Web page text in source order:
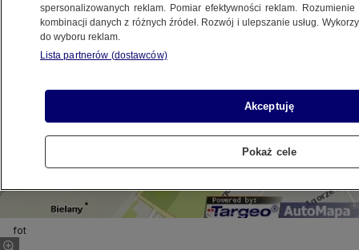
fot
spersonalizowanych reklam. Pomiar efektywności reklam.
kombinacji danych z różnych źródeł. Rozwój i ulepszanie usług.
do wyboru reklam.
Lista partnerów (dostawców)
Akceptuję
Pokaż cele